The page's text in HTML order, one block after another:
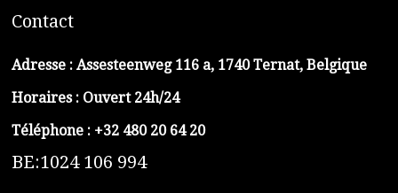
Contact
Adresse : Assesteenweg 116 a, 1740 Ternat, Belgique
Horaires : Ouvert 24h/24
Téléphone : +32 480 20 64 20
BE:1024 106 994